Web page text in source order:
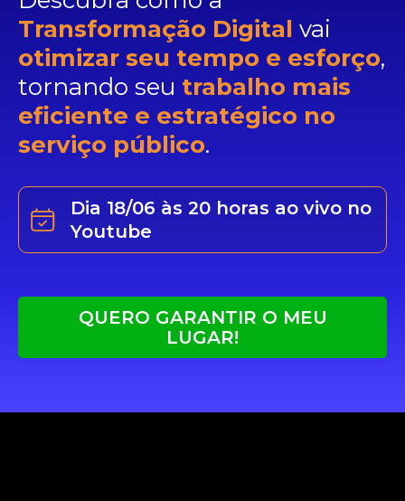
Transformação Digital vai
otimizar seu tempo e esforço,
tornando seu trabalho mais
eficiente e estratégico no
serviço público.
Dia 18/06 às 20 horas ao vivo no
Youtube
QUERO GARANTIR O MEU
LUGAR!